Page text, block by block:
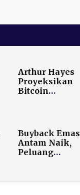
Arthur Hayes
Proyeksikan
Bitcoin
Likuiditas
Dolar AS
Buyback Emas
Antam Naik,
Peluang